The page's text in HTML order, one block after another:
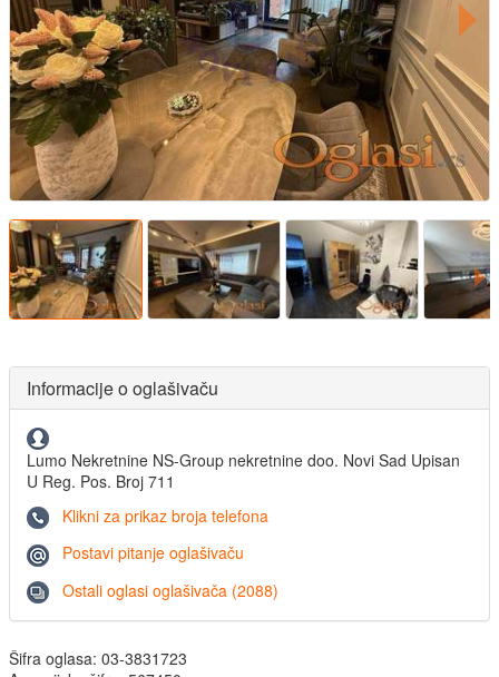
Informacije o oglašivaču
Lumo Nekretnine NS-Group nekretnine doo. Novi Sad Upisan
U Reg. Pos. Broj 711
Klikni za prikaz broja telefona
Postavi pitanje oglašivaču
Ostali oglasi oglašivača (2088)
Šifra oglasa: 03-3831723